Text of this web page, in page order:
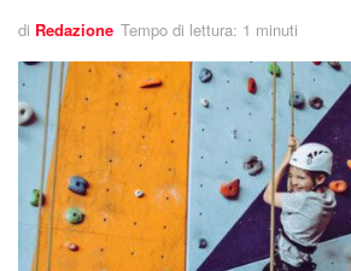
di Redazione Tempo di lettura: 1 minuti